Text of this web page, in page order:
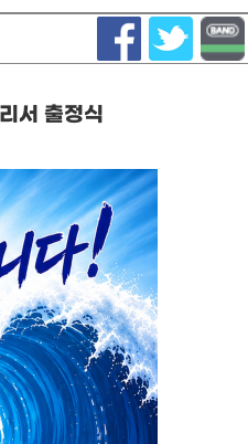
서 출정식